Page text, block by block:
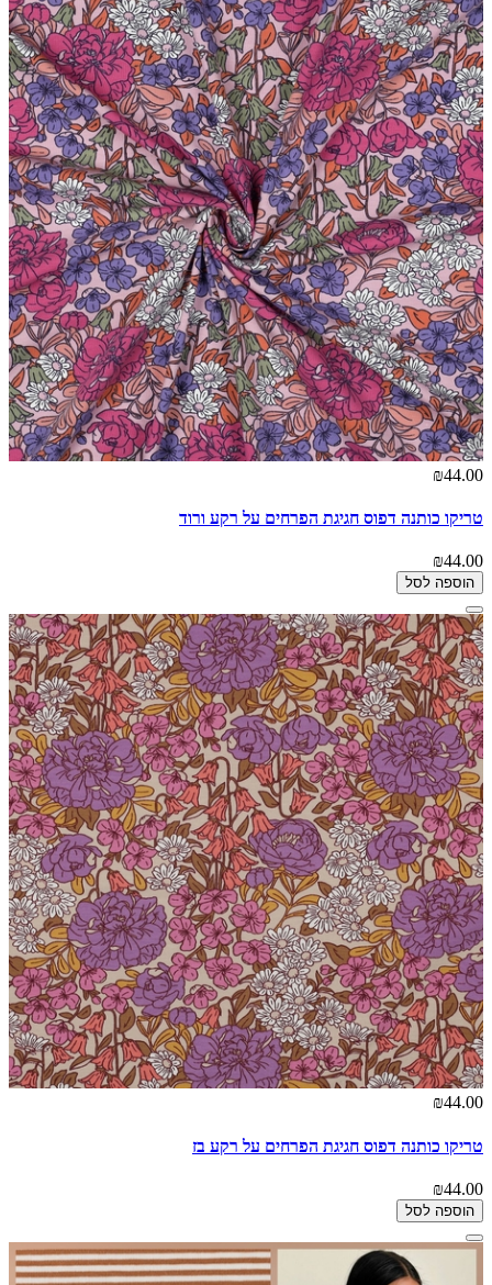
₪44.00
טריקו כותנה דפוס חגיגת הפרחים על רקע ורוד
₪44.00
הוספה לסל
₪44.00
טריקו כותנה דפוס חגיגת הפרחים על רקע בז
₪44.00
הוספה לסל